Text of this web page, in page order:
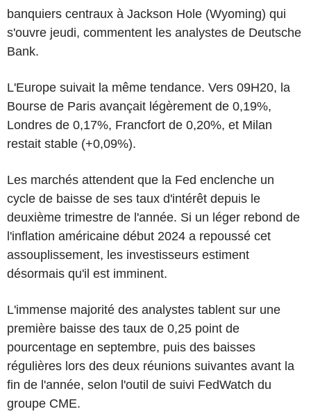
banquiers centraux à Jackson Hole (Wyoming) qui
s'ouvre jeudi, commentent les analystes de Deutsche
Bank.
L'Europe suivait la même tendance. Vers 09H20, la
Bourse de Paris avançait légèrement de 0,19%,
Londres de 0,17%, Francfort de 0,20%, et Milan
restait stable (+0,09%).
Les marchés attendent que la Fed enclenche un
cycle de baisse de ses taux d'intérêt depuis le
deuxième trimestre de l'année. Si un léger rebond de
l'inflation américaine début 2024 a repoussé cet
assouplissement, les investisseurs estiment
désormais qu'il est imminent.
L'immense majorité des analystes tablent sur une
première baisse des taux de 0,25 point de
pourcentage en septembre, puis des baisses
régulières lors des deux réunions suivantes avant la
fin de l'année, selon l'outil de suivi FedWatch du
groupe CME.